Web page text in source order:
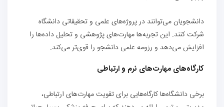
دانشجویان می‌توانند در پروژه‌های علمی و تحقیقاتی دانشگاه
شرکت کنند. این تجربه‌ها مهارت‌های پژوهشی و تحلیل داده‌ها را
افزایش می‌دهد و رزومه علمی دانشجو را قوی‌تر می‌کند.
کارگاه‌های مهارت‌های نرم و ارتباطی
برخی دانشگاه‌ها کارگاه‌هایی برای تقویت مهارت‌های ارتباطی،